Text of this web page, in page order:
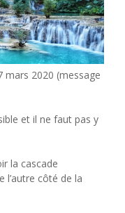
mars 2020 (message
et il ne faut pas y
la cascade
l’autre côté de la